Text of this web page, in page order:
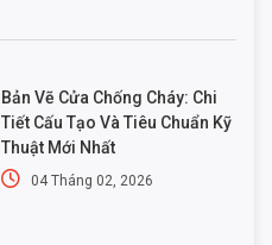
Bản Vẽ Cửa Chống Cháy: Chi
Tiết Cấu Tạo Và Tiêu Chuẩn Kỹ
Thuật Mới Nhất
04 Tháng 02, 2026